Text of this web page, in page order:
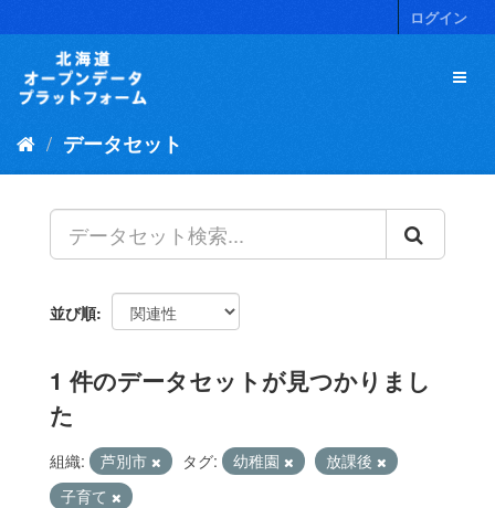
キ
ログイン
データセット
並び順
1 件のデータセットが見つかりまし
た
組織: 芦別市 タグ: 幼稚園
放課後
子育て